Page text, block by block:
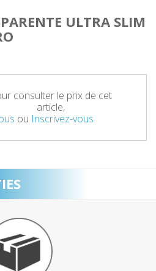
ULTRA SLIM
consulter le prix de cet
article,
ou Inscrivez-vous